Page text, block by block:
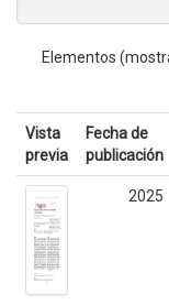
Elementos
Vista
previa
Fecha de
publicación
2025